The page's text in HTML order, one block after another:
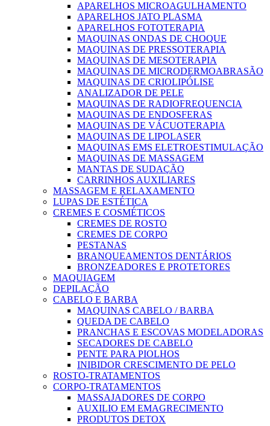
APARELHOS MICROAGULHAMENTO
APARELHOS JATO PLASMA
APARELHOS FOTOTERAPIA
MAQUINAS ONDAS DE CHOQUE
MAQUINAS DE PRESSOTERAPIA
MAQUINAS DE MESOTERAPIA
MAQUINAS DE MICRODERMOABRASÃO
MAQUINAS DE CRIOLIPÓLISE
ANALIZADOR DE PELE
MAQUINAS DE RADIOFREQUENCIA
MAQUINAS DE ENDOSFERAS
MAQUINAS DE VÁCUOTERAPIA
MAQUINAS DE LIPOLASER
MAQUINAS EMS ELETROESTIMULAÇÃO
MAQUINAS DE MASSAGEM
MANTAS DE SUDAÇÃO
CARRINHOS AUXILIARES
MASSAGEM E RELAXAMENTO
LUPAS DE ESTÉTICA
CREMES E COSMÉTICOS
CREMES DE ROSTO
CREMES DE CORPO
PESTANAS
BRANQUEAMENTOS DENTÁRIOS
BRONZEADORES E PROTETORES
MAQUIAGEM
DEPILAÇÃO
CABELO E BARBA
MAQUINAS CABELO / BARBA
QUEDA DE CABELO
PRANCHAS E ESCOVAS MODELADORAS
SECADORES DE CABELO
PENTE PARA PIOLHOS
INIBIDOR CRESCIMENTO DE PELO
ROSTO-TRATAMENTOS
CORPO-TRATAMENTOS
MASSAJADORES DE CORPO
AUXILIO EM EMAGRECIMENTO
PRODUTOS DETOX